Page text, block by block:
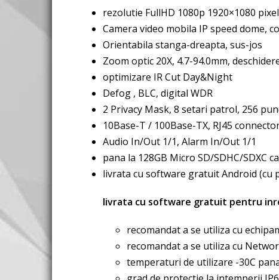
rezolutie FullHD 1080p 1920×1080
Camera video mobila IP speed dome,
Orientabila stanga-dreapta, sus-jos
Zoom optic 20X, 4.7-94.0mm,
optimizare IR Cut Day&Night
Defog , BLC, digital WDR
2 Privacy Mask, 8 setari patrol, 256
10Base-T / 100Base-TX, RJ45
Audio In/Out 1/1, Alarm In/Out 1/1
pana la 128GB Micro SD/SDHC/SDXC
livrata cu software gratuit Android (cu
livrata cu software gratuit pentru
recomandat a se utiliza cu
recomandat a se utiliza cu
temperaturi de utilizare -30C